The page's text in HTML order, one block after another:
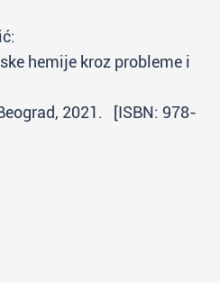
hemije kroz probleme i
2021. [ISBN: 978-